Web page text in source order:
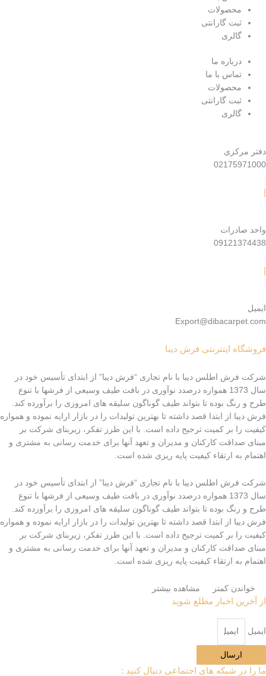
محصولات
ثبت گارانتی
گالری
درباره ما
تماس با ما
محصولات
ثبت گارانتی
گالری
مرکزی
صادرات
اینترنتی فرش دیبا
فرش اطلس دیبا با نام تجاری “فرش دیبا” از ابتدای تأسیس خود در
سال 1373 همواره درصدد نوآوری در بافت طیف وسیعی از فرشها با تنوع
و رنگ بوده تا بتواند طیف گوناگون سلیقه های امروزی را برآورده کند.
دیبا از ابتدا قصد داشته تا بهترین تولیدات را در بازار ارایه نموده و همواره
را بر کمیت ترجیح داده است. با این طرز تفکر، زیربنای شرکت بر
صداقت کارکنان و مدیران و تعهد آنها برای خدمت رسانی به مشتری و
به ارتقاء کیفیت پایه ریزی شده است.
فرش اطلس دیبا با نام تجاری “فرش دیبا” از ابتدای تأسیس خود در
سال 1373 همواره درصدد نوآوری در بافت طیف وسیعی از فرشها با تنوع
و رنگ بوده تا بتواند طیف گوناگون سلیقه های امروزی را برآورده کند.
دیبا از ابتدا قصد داشته تا بهترین تولیدات را در بازار ارایه نموده و همواره
را بر کمیت ترجیح داده است. با این طرز تفکر، زیربنای شرکت بر
صداقت کارکنان و مدیران و تعهد آنها برای خدمت رسانی به مشتری و
به ارتقاء کیفیت پایه ریزی شده است.
خواندن کمتر مشاهده بیشتر
آخرین اخبار مطلع شوید
ارسال
را در شبکه های اجتماعی دنبال کنید :